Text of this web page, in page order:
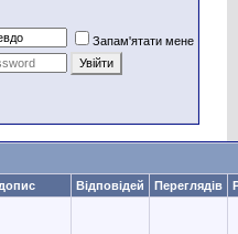
Запам'ятати мене
Відповідей Переглядів